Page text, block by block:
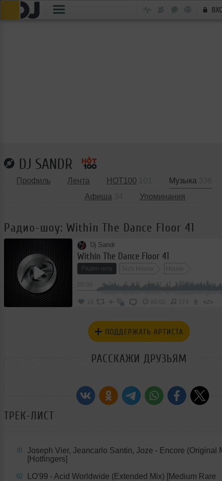
DJ SANDR
Профиль Лента HOT100 Музыка
Афиша
Упоминания
Радио-шоу: Within The Dance Floor 41
Dj Sandr
Within The Dance Floor 41
Радио-шоу Tech House House
16 60:00 174 </>
ПОДДЕРЖАТЬ АРТИСТА
РАССКАЖИ ДРУЗЬЯМ
ТРЕК-ЛИСТ
01
Joseph Vier, Jeancarlo Santin, Joze - Encore (Original
[Hotfingers]
02
LO'99 - Acid Worldwide (Extended Mix) [Medium Rare